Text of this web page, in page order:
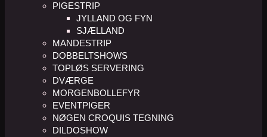
PIGESTRIP
JYLLAND OG FYN
SJÆLLAND
MANDESTRIP
DOBBELTSHOWS
TOPLØS SERVERING
DVÆRGE
MORGENBOLLEFYR
EVENTPIGER
NØGEN CROQUIS TEGNING
DILDOSHOW